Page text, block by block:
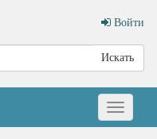
Войти
Искать
Меню